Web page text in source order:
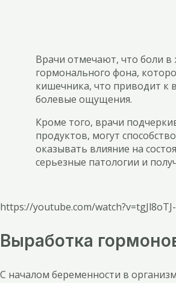
Врачи отмечают, что боли в
гормонального фона,
кишечника, что приводит к
болевые ощущения.
Кроме того, врачи
продуктов, могут
оказывать влияние на
серьезные патологии и
https://youtube.com/
Выработка
С началом беременности в